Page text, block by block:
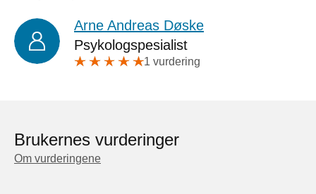
Arne Andreas Døske
Psykologspesialist
1 vurdering
Brukernes vurderinger
Om vurderingene